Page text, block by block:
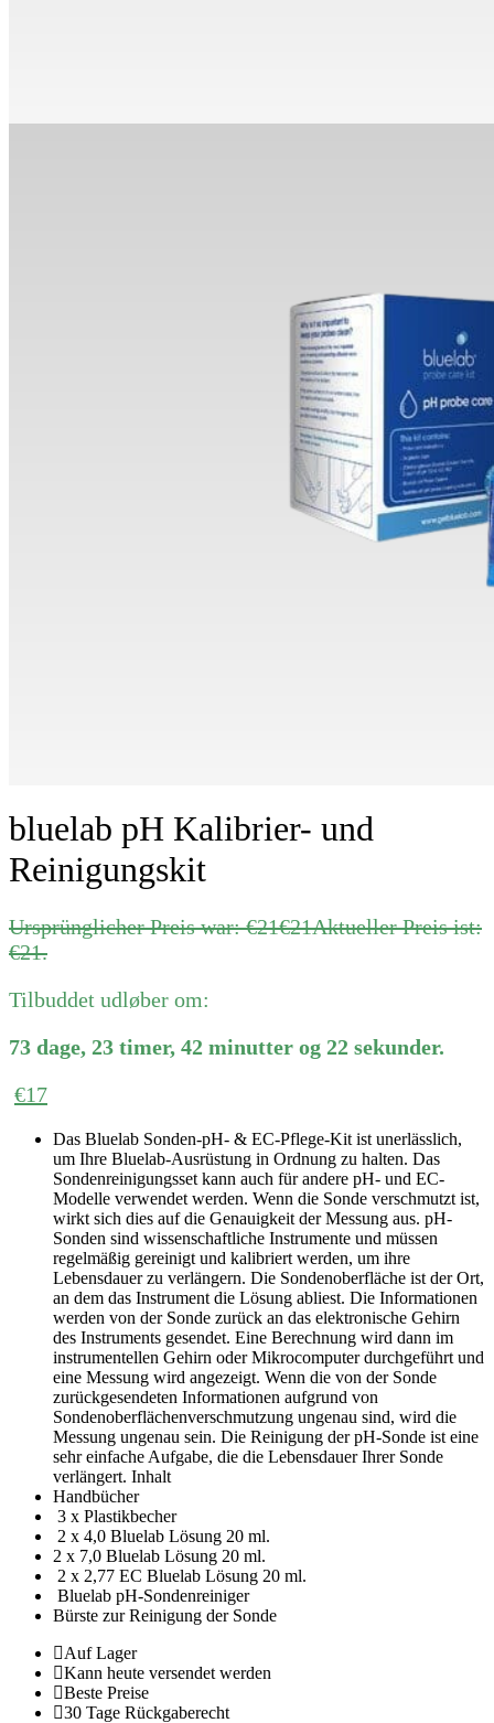
bluelab pH Kalibrier- und
Reinigungskit
Ursprünglicher Preis war: €21€21Aktueller Preis ist:
€21.
Tilbuddet udløber om:
73 dage, 23 timer, 42 minutter og 22 sekunder.
€17
Das Bluelab Sonden-pH- & EC-Pflege-Kit ist unerlässlich,
um Ihre Bluelab-Ausrüstung in Ordnung zu halten. Das
Sondenreinigungsset kann auch für andere pH- und EC-
Modelle verwendet werden. Wenn die Sonde verschmutzt ist,
wirkt sich dies auf die Genauigkeit der Messung aus. pH-
Sonden sind wissenschaftliche Instrumente und müssen
regelmäßig gereinigt und kalibriert werden, um ihre
Lebensdauer zu verlängern. Die Sondenoberfläche ist der Ort,
an dem das Instrument die Lösung abliest. Die Informationen
werden von der Sonde zurück an das elektronische Gehirn
des Instruments gesendet. Eine Berechnung wird dann im
instrumentellen Gehirn oder Mikrocomputer durchgeführt und
eine Messung wird angezeigt. Wenn die von der Sonde
zurückgesendeten Informationen aufgrund von
Sondenoberflächenverschmutzung ungenau sind, wird die
Messung ungenau sein. Die Reinigung der pH-Sonde ist eine
sehr einfache Aufgabe, die die Lebensdauer Ihrer Sonde
verlängert. Inhalt
Handbücher
3 x Plastikbecher
2 x 4,0 Bluelab Lösung 20 ml.
2 x 7,0 Bluelab Lösung 20 ml.
2 x 2,77 EC Bluelab Lösung 20 ml.
Bluelab pH-Sondenreiniger
Bürste zur Reinigung der Sonde
Auf Lager
Kann heute versendet werden
Beste Preise
30 Tage Rückgaberecht